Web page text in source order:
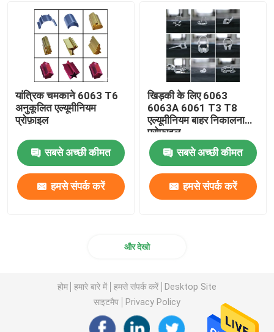
यांत्रिक चमकाने 6063 T6
अनुकूलित एल्यूमीनियम
प्रोफ़ाइल
सबसे अच्छी कीमत
हमसे संपर्क करें
खिड़की के लिए 6063
6063A 6061 T3 T8
एल्यूमीनियम बाहर निकालना
प्रोफ़ाइल
सबसे अच्छी कीमत
हमसे संपर्क करें
और देखो
होम हमारे बारे में हमसे संपर्क करें
Desktop Site
साइटमैप
Privacy Policy